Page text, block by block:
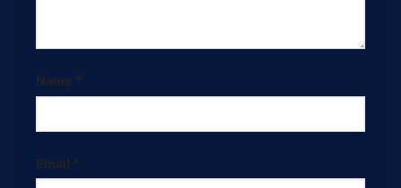
Name *
Email *